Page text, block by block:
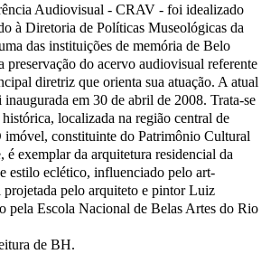
Audiovisual - CRAV - foi idealizado
à Diretoria de Políticas Museológicas da
das instituições de memória de Belo
preservação do acervo audiovisual referente
diretriz que orienta sua atuação. A atual
em 30 de abril de 2008. Trata-se
localizada na região central de
constituinte do Patrimônio Cultural
exemplar da arquitetura residencial da
estilo eclético, influenciado pelo art-
projetada pelo arquiteto e pintor Luiz
pela Escola Nacional de Belas Artes do Rio
de BH.